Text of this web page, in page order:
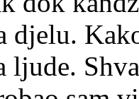
djelu.
ljude.